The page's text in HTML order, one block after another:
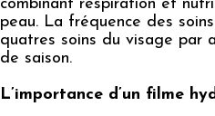
combinant respiration et
peau. La fréquence des
quatres soins du visage par
de saison.
L’importance d’un filme